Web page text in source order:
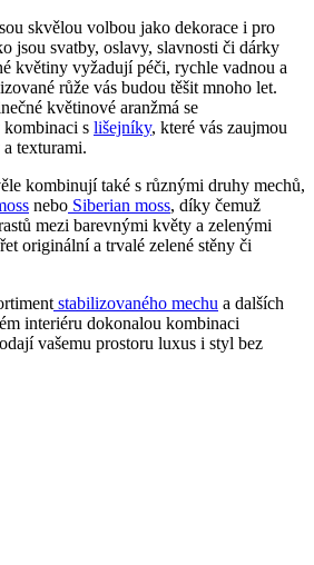
skvělou volbou jako dekorace i pro
jsou svatby, oslavy, slavnosti či dárky
květiny vyžadují péči, rychle vadnou a
růže vás budou těšit mnoho let.
květinové aranžmá se
s lišejníky, které vás zaujmou
texturami.
kombinují také s různými druhy mechů,
nebo Siberian moss, díky čemuž
mezi barevnými květy a zelenými
originální a trvalé zelené stěny či
stabilizovaného mechu a dalších
interiéru dokonalou kombinaci
vašemu prostoru luxus i styl bez